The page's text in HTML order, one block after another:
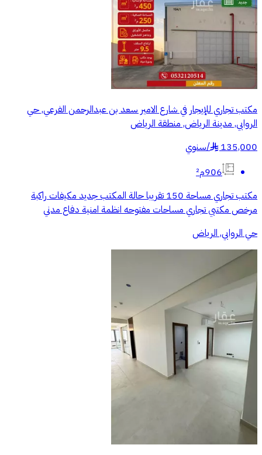
مكتب تجاري للإيجار في شارع الامير سعد بن عبدالرحمن الفرعي, حي
الروابي, مدينة الرياض, منطقة الرياض
135,000
§
/سنوي
906م²
مكتب تجاري مساحة 150 تقريبا حالة المكتب جديد مكيفات راكبة
مرخص مكتبي تجاري مساحات مفتوحه انظمة امنية دفاع مدني
حي الروابي, الرياض